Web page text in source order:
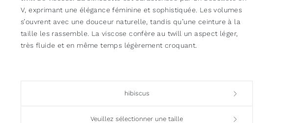
V, exprimant une élégance féminine et sophistiquée. Les volumes
s’ouvrent avec une douceur naturelle, tandis qu’une ceinture à la
taille les rassemble. La viscose confère au twill un aspect léger,
très fluide et en même temps légèrement croquant.
hibiscus
Veuillez sélectionner une taille